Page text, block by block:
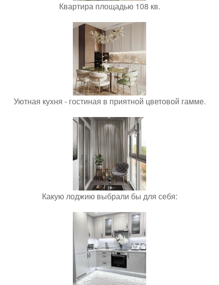
Квартира площадью 108 кв.
Уютная кухня - гостиная в приятной цветовой гамме.
Какую лоджию выбрали бы для себя: